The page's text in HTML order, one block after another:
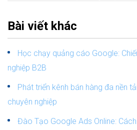
Bài viết khác
Học chạy quảng cáo Google:
nghiệp B2B
Phát triển kênh bán hàng đa nền
chuyên nghiệp
Đào Tạo Google Ads Online: